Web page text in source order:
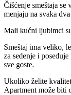
Čišćenje smeštaja
menjaju na svaka dva
Mali kućni ljubimci
Smeštaj ima veliko,
za sedenje i
sve goste.
Ukoliko želite
Apartment može biti